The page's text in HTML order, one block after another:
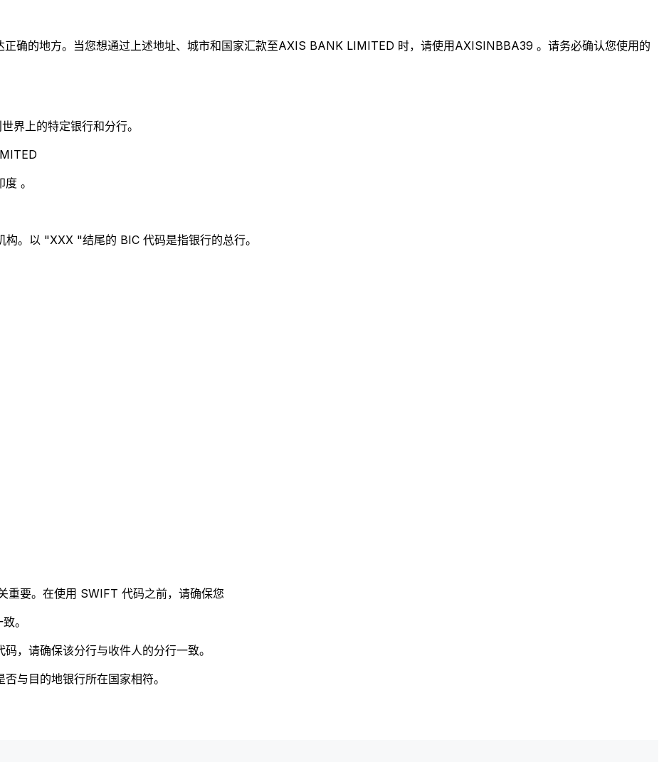
确的地方。当您想通过上述地址、城市和国家汇款至AXIS BANK LIMITED 时，请使用AXISINBBA39 。请务必确认您使用的
界上的特定银行和分行。
。
。以 "XXX "结尾的 BIC 代码是指银行的总行。
重要。在使用 SWIFT 代码之前，请确保您
。
，请确保该分行与收件人的分行一致。
与目的地银行所在国家相符。